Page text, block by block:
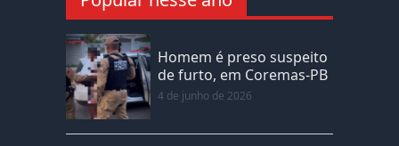
Homem é preso suspeito
de furto, em Coremas-PB
4 de junho de 2026